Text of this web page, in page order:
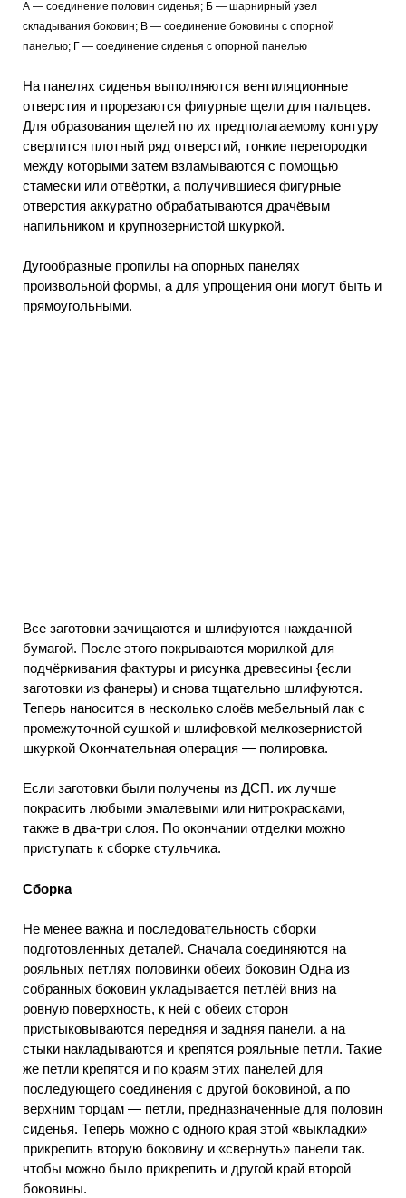
А — соединение половин сиденья; Б — шарнирный узел
складывания боковин; В — соединение боковины с опорной
панелью; Г — соединение сиденья с опорной панелью
На панелях сиденья выполняются вентиляционные
отверстия и прорезаются фигурные щели для пальцев.
Для образования щелей по их предполагаемому контуру
сверлится плотный ряд отверстий, тонкие перегородки
между которыми затем взламываются с помощью
стамески или отвёртки, а получившиеся фигурные
отверстия аккуратно обрабатываются драчёвым
напильником и крупнозернистой шкуркой.
Дугообразные пропилы на опорных панелях
произвольной формы, а для упрощения они могут быть и
прямоугольными.
Все заготовки зачищаются и шлифуются наждачной
бумагой. После этого покрываются морилкой для
подчёркивания фактуры и рисунка древесины {если
заготовки из фанеры) и снова тщательно шлифуются.
Теперь наносится в несколько слоёв мебельный лак с
промежуточной сушкой и шлифовкой мелкозернистой
шкуркой Окончательная операция — полировка.
Если заготовки были получены из ДСП. их лучше
покрасить любыми эмалевыми или нитрокрасками,
также в два-три слоя. По окончании отделки можно
приступать к сборке стульчика.
Сборка
Не менее важна и последовательность сборки
подготовленных деталей. Сначала соединяются на
рояльных петлях половинки обеих боковин Одна из
собранных боковин укладывается петлёй вниз на
ровную поверхность, к ней с обеих сторон
пристыковываются передняя и задняя панели. а на
стыки накладываются и крепятся рояльные петли. Такие
же петли крепятся и по краям этих панелей для
последующего соединения с другой боковиной, а по
верхним торцам — петли, предназначенные для половин
сиденья. Теперь можно с одного края этой «выкладки»
прикрепить вторую боковину и «свернуть» панели так.
чтобы можно было прикрепить и другой край второй
боковины.